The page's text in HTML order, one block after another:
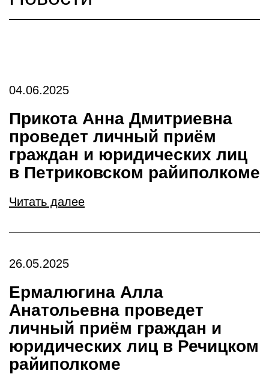
04.06.2025
Прикота Анна Дмитриевна
проведет личный приём
граждан и юридических лиц
в Петриковском райиполкоме
Читать далее
26.05.2025
Ермалюгина Алла
Анатольевна проведет
личный приём граждан и
юридических лиц в Речицком
райиполкоме